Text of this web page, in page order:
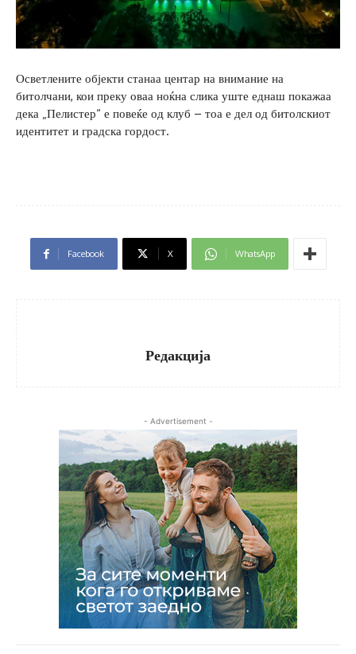
Осветлените објекти станаа центар на внимание на
битолчани, кои преку оваа ноќна слика уште еднаш покажаа
дека „Пелистер“ е повеќе од клуб – тоа е дел од битолскиот
идентитет и градска гордост.
Facebook X WhatsApp
Редакција
- Advertisement -